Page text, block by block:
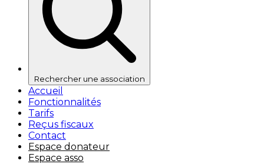
Rechercher une association
Accueil
Fonctionnalités
Tarifs
Reçus fiscaux
Contact
Espace donateur
Espace asso